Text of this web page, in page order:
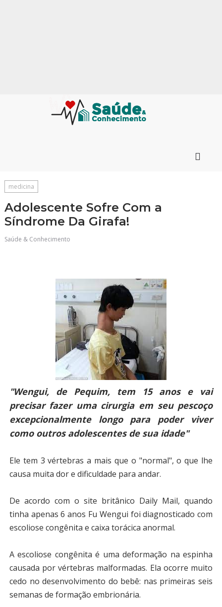
medicina
Adolescente Sofre Com a
Síndrome Da Girafa!
Saúde & Conhecimento
"Wengui, de Pequim, tem 15 anos e vai
precisar fazer uma cirurgia em seu pescoço
excepcionalmente longo para poder viver
como outros adolescentes de sua idade"
Ele tem 3 vértebras a mais que o "normal", o que lhe
causa muita dor e dificuldade para andar.
De acordo com o site britânico Daily Mail, quando
tinha apenas 6 anos Fu Wengui foi diagnosticado com
escoliose congênita e caixa torácica anormal.
A escoliose congênita é uma deformação na espinha
causada por vértebras malformadas. Ela ocorre muito
cedo no desenvolvimento do bebê: nas primeiras seis
semanas de formação embrionária.